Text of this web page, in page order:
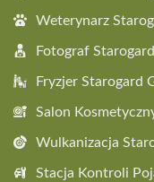
Weterynarz
Fotograf
Fryzjer Starogard
Salon
Wulkanizacja
Stacja Kontroli